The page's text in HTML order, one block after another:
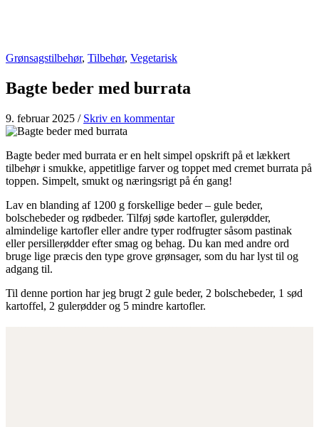
Grønsagstilbehør, Tilbehør, Vegetarisk
Bagte beder med burrata
9. februar 2025 / Skriv en kommentar
Bagte beder med burrata er en helt simpel opskrift på et lækkert
tilbehør i smukke, appetitlige farver og toppet med cremet burrata på
toppen. Simpelt, smukt og næringsrigt på én gang!
Lav en blanding af 1200 g forskellige beder – gule beder,
bolschebeder og rødbeder. Tilføj søde kartofler, gulerødder,
almindelige kartofler eller andre typer rodfrugter såsom pastinak
eller persillerødder efter smag og behag. Du kan med andre ord
bruge lige præcis den type grove grønsager, som du har lyst til og
adgang til.
Til denne portion har jeg brugt 2 gule beder, 2 bolschebeder, 1 sød
kartoffel, 2 gulerødder og 5 mindre kartofler.